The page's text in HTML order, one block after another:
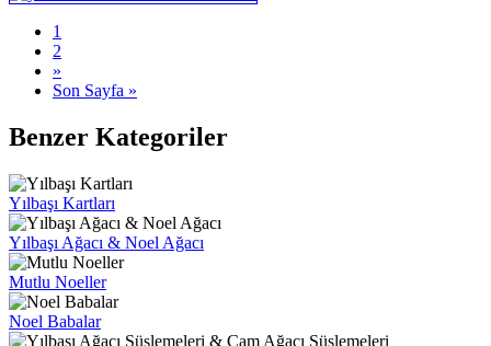
1
2
»
Son Sayfa »
Benzer Kategoriler
Yılbaşı Kartları
Yılbaşı Ağacı & Noel Ağacı
Mutlu Noeller
Noel Babalar